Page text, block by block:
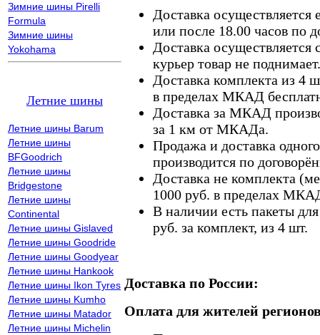
Зимние шины Pirelli
Formula
Зимние шины
Yokohama
Летние шины
Летние шины Barum
Летние шины
BFGoodrich
Летние шины
Bridgestone
Летние шины
Continental
Летние шины Gislaved
Летние шины Goodride
Летние шины Goodyear
Летние шины Hankook
Летние шины Ikon Tyres
Летние шины Kumho
Летние шины Matador
Летние шины Michelin
Доставка осуществляется
или после 18.00 часов по
Доставка осуществляется
курьер товар не поднимает.
Доставка комплекта из 4
в пределах МКАД
Доставка за МКАД
за 1 км от МКАДа.
Продажа и доставка
производится по
Доставка не комплекта
1000 руб. в пределах
В наличии есть пакеты
руб. за комплект, из 4 шт.
Доставка по России:
Оплата для жителей